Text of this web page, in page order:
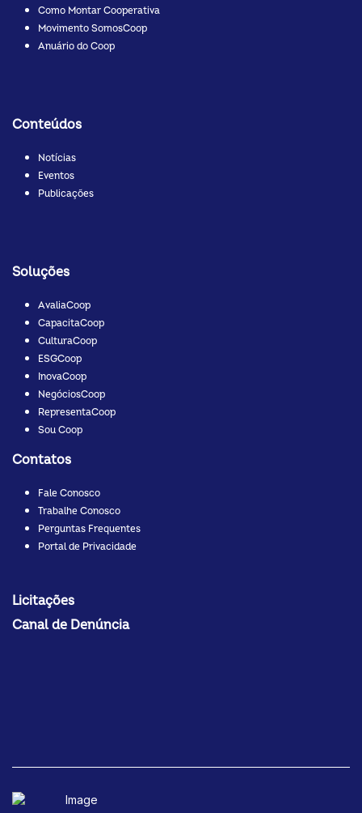
Como Montar Cooperativa
Movimento SomosCoop
Anuário do Coop
Conteúdos
Notícias
Eventos
Publicações
Soluções
AvaliaCoop
CapacitaCoop
CulturaCoop
ESGCoop
InovaCoop
NegóciosCoop
RepresentaCoop
Sou Coop
Contatos
Fale Conosco
Trabalhe Conosco
Perguntas Frequentes
Portal de Privacidade
Licitações
Canal de Denúncia